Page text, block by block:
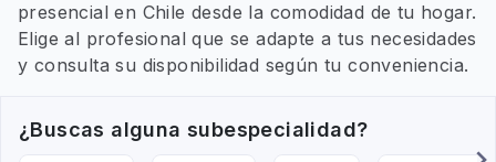
presencial en Chile desde la comodidad de tu hogar.
Elige al profesional que se adapte a tus necesidades
y consulta su disponibilidad según tu conveniencia.
¿Buscas alguna subespecialidad?